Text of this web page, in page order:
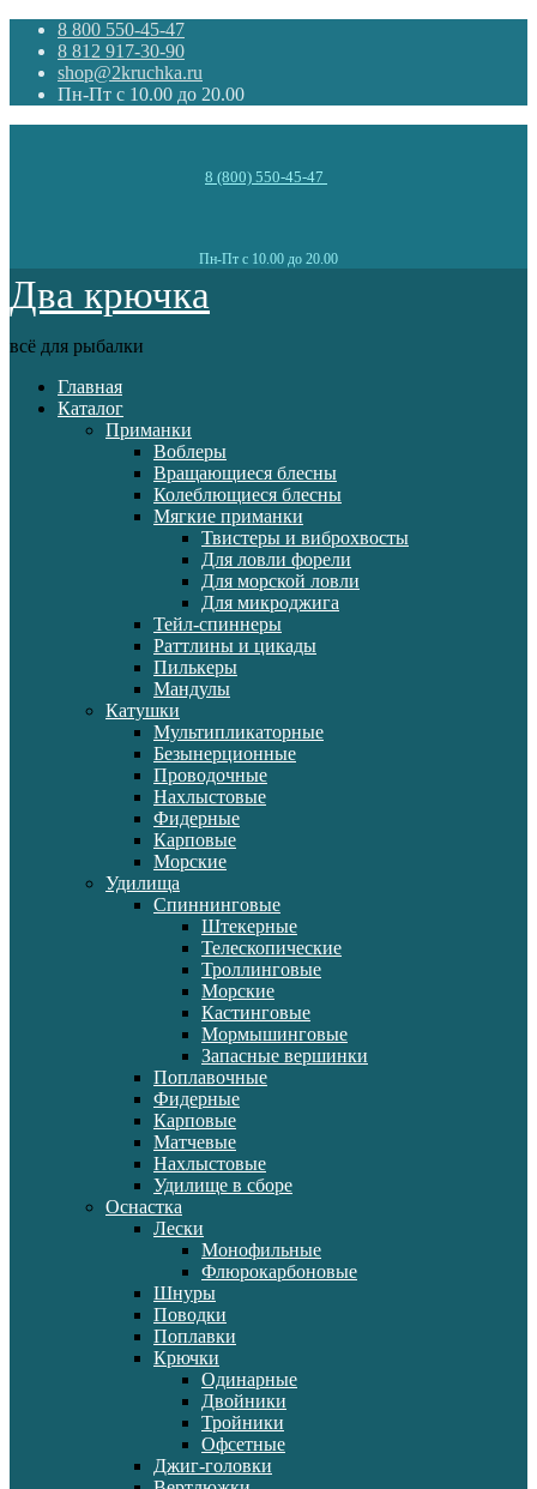
8 800 550-45-47
8 812 917-30-90
shop@2kruchka.ru
Пн-Пт с 10.00 до 20.00
8 (800) 550-45-47
Пн-Пт с 10.00 до 20.00
Два крючка
всё для рыбалки
Главная
Каталог
Приманки
Воблеры
Вращающиеся блесны
Колеблющиеся блесны
Мягкие приманки
Твистеры и виброхвосты
Для ловли форели
Для морской ловли
Для микроджига
Тейл-спиннеры
Раттлины и цикады
Пилькеры
Мандулы
Катушки
Мультипликаторные
Безынерционные
Проводочные
Нахлыстовые
Фидерные
Карповые
Морские
Удилища
Спиннинговые
Штекерные
Телескопические
Троллинговые
Морские
Кастинговые
Мормышинговые
Запасные вершинки
Поплавочные
Фидерные
Карповые
Матчевые
Нахлыстовые
Удилище в сборе
Оснастка
Лески
Монофильные
Флюрокарбоновые
Шнуры
Поводки
Поплавки
Крючки
Одинарные
Двойники
Тройники
Офсетные
Джиг-головки